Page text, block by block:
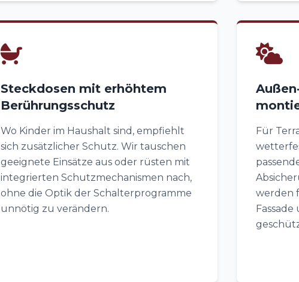
Steckdosen mit erhöhtem
Berührungsschutz
Wo Kinder im Haushalt sind, empfiehlt
sich zusätzlicher Schutz. Wir tauschen
geeignete Einsätze aus oder rüsten mit
integrierten Schutzmechanismen nach,
ohne die Optik der Schalterprogramme
unnötig zu verändern.
Für
werden